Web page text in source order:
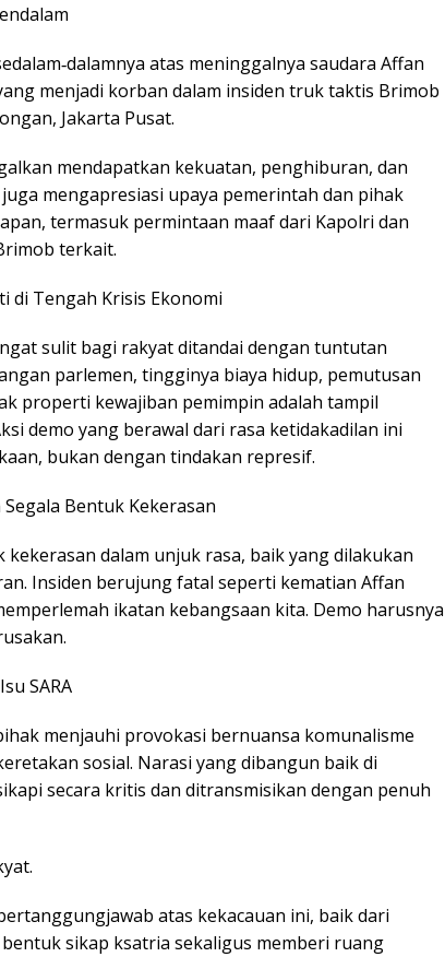
atas meninggalnya saudara Affan
menjadi korban dalam insiden truk taktis Brimob
Jakarta Pusat.
mendapatkan kekuatan, penghiburan, dan
mengapresiasi upaya pemerintah dan pihak
termasuk permintaan maaf dari Kapolri dan
terkait.
di Tengah Krisis Ekonomi
sulit bagi rakyat ditandai dengan tuntutan
parlemen, tingginya biaya hidup, pemutusan
properti kewajiban pemimpin adalah tampil
demo yang berawal dari rasa ketidakadilan ini
bukan dengan tindakan represif.
Bentuk Kekerasan
kekerasan dalam unjuk rasa, baik yang dilakukan
Insiden berujung fatal seperti kematian Affan
ikatan kebangsaan kita. Demo harusnya
SARA
menjauhi provokasi bernuansa komunalisme
sosial. Narasi yang dibangun baik di
secara kritis dan ditransmisikan dengan penuh
atas kekacauan ini, baik dari
sikap ksatria sekaligus memberi ruang